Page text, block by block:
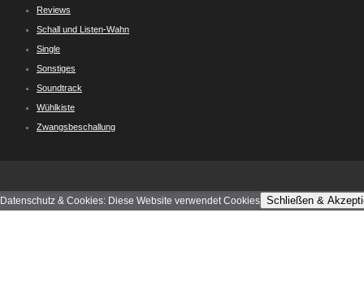
Reviews
Schall und Listen-Wahn
Single
Sonstiges
Soundtrack
Wühlkiste
Zwangsbeschallung
Datenschutz & Cookies: Diese Website verwendet Cookies Schließen &